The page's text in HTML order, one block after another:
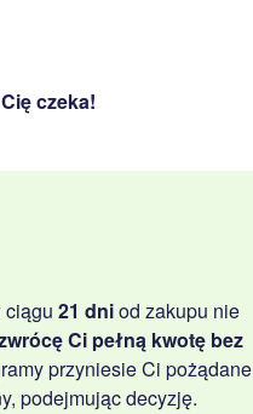
czeka!
ciągu 21 dniod zakupu nie
Ci pełną kwotę bez
przyniesie Ci pożądane
podejmując decyzję.